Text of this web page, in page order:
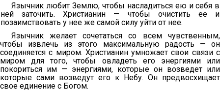
Язычник любит Землю, чтобы насладиться ею и себя в
ней заточить. Христианин — чтобы очистить ее и
позаимствовать у нее же самой силу уйти от нее.
Язычник желает сочетаться со всем чувственным,
чтобы извлечь из этого максимальную радость — он
соединяется с миром. Христианин умножает свои связи с
миром для того, чтобы овладеть его энергиями или
покориться им — энергиями, которые он возведет или
которые сами возведут его к Небу. Он предвосхищает
свое единение с Богом.